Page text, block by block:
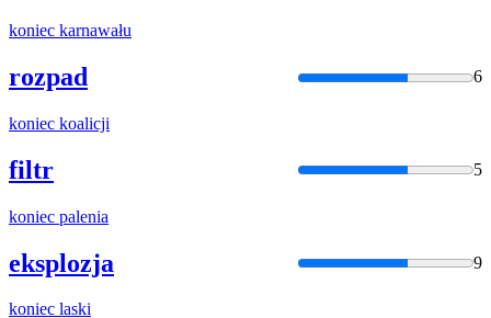
koniec karnawału
rozpad 6
koniec koalicji
filtr 5
koniec palenia
eksplozja 9
koniec laski